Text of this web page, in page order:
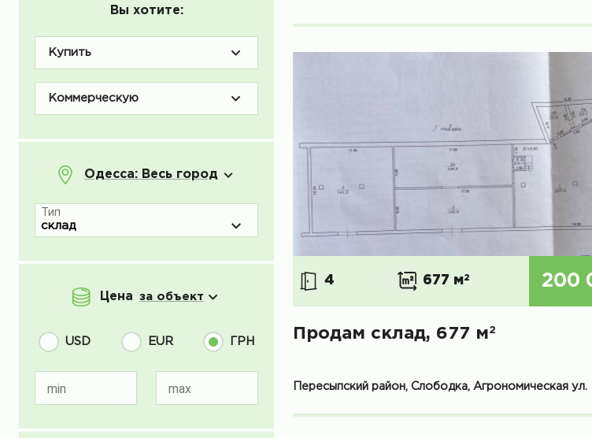
Вы хотите:
Купить
Коммерческую
Одесса: Весь город
Тип
Цена за объект
USD EUR ГРН
min max
4 677 м2 200
Продам склад, 677 м2
Пересыпский район, Слободка, Агрономическая ул.